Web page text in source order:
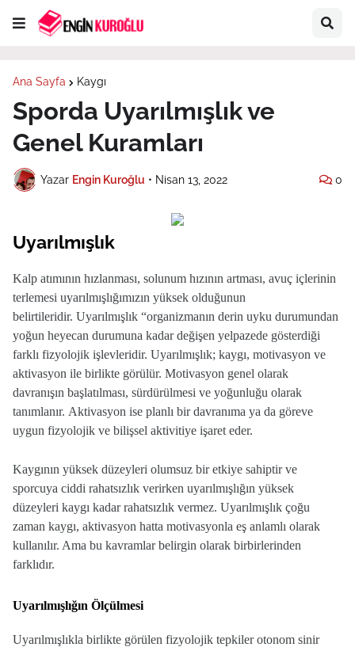
Ana Sayfa Kaygı
Sporda Uyarılmışlık ve
Genel Kuramları
Yazar Engin Kuroğlu • Nisan 13, 2022 0
Uyarılmışlık
Kalp atımının hızlanması, solunum hızının artması, avuç içlerinin
terlemesi uyarılmışlığımızın yüksek olduğunun
belirtileridir. Uyarılmışlık “organizmanın derin uyku durumundan
yoğun heyecan durumuna kadar değişen yelpazede gösterdiği
farklı fizyolojik işlevleridir. Uyarılmışlık; kaygı, motivasyon ve
aktivasyon ile birlikte görülür. Motivasyon genel olarak
davranışın başlatılması, sürdürülmesi ve yoğunluğu olarak
tanımlanır. Aktivasyon ise planlı bir davranıma ya da göreve
uygun fizyolojik ve bilişsel aktivitiye işaret eder.
Kaygının yüksek düzeyleri olumsuz bir etkiye sahiptir ve
sporcuya ciddi rahatsızlık verirken uyarılmışlığın yüksek
düzeyleri kaygı kadar rahatsızlık vermez. Uyarılmışlık çoğu
zaman kaygı, aktivasyon hatta motivasyonla eş anlamlı olarak
kullanılır. Ama bu kavramlar belirgin olarak birbirlerinden
farklıdır.
Uyarılmışlığın Ölçülmesi
Uyarılmışlıkla birlikte görülen fizyolojik tepkiler otonom sinir